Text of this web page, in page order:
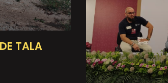
TALA